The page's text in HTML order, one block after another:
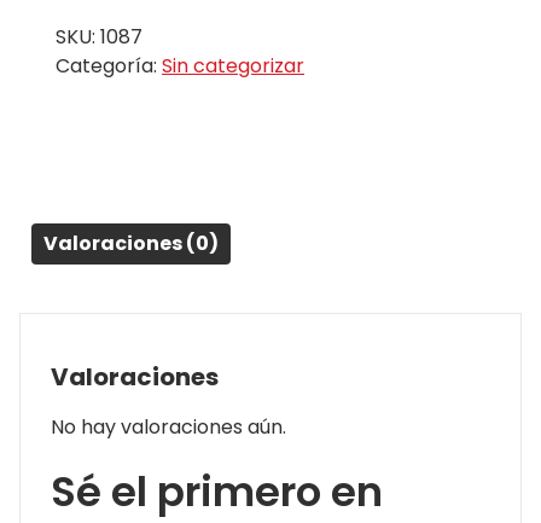
SKU: 1087
Categoría: Sin categorizar
Valoraciones (0)
Valoraciones
No hay valoraciones aún.
Sé el primero en